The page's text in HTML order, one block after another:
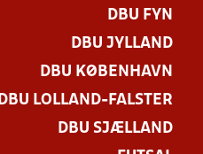
DBU FYN
DBU JYLLAND
DBU KØBENHAVN
DBU LOLLAND-FALSTER
DBU SJÆLLAND